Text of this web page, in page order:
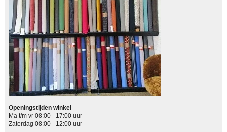
Openingstijden winkel
Ma t/m vr 08:00 - 17:00 uur
Zaterdag 08:00 - 12:00 uur